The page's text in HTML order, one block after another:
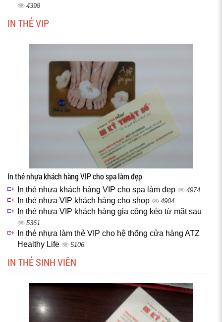
4398
IN THẺ VIP
In thẻ nhựa khách hàng VIP cho spa làm đẹp
In thẻ nhựa khách hàng VIP cho spa làm đẹp 4974
In thẻ nhựa VIP khách hàng cho shop 4904
In thẻ nhựa VIP khách hàng gia công kéo từ mặt sau
5361
In thẻ nhựa làm thẻ VIP cho hệ thống cửa hàng ATZ
Healthy Life
5106
IN THẺ SINH VIÊN